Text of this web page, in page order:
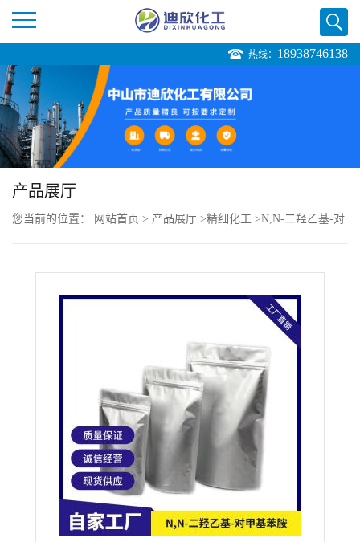
司
首
页
公
热线： 18938746138
产品展厅
您当前的位置： 网站首页 > 产品展厅 >精细化工 >N,N-二羟乙基-对